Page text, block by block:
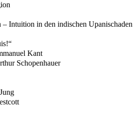
Intuition in den indischen Upanischaden
Kant
Schopenhauer